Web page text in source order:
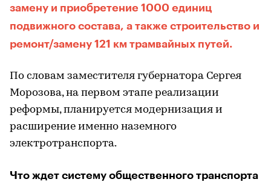
замену и приобретение 1000 единиц
подвижного состава, а также строительство и
ремонт/замену 121 км трамвайных путей.
По словам заместителя губернатора Сергея
Морозова, на первом этапе реализации
реформы, планируется модернизация и
расширение именно наземного
электротранспорта.
Что ждет систему общественного транспорта